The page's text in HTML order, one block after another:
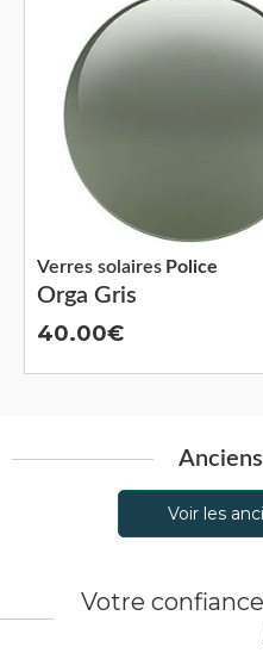
Orga Gris
Verres solaires Police
40.00
Voir les
Votre